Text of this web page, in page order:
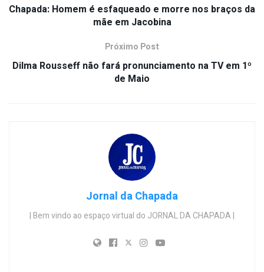
Chapada: Homem é esfaqueado e morre nos braços da
mãe em Jacobina
Próximo Post
Dilma Rousseff não fará pronunciamento na TV em 1º
de Maio
Jornal da Chapada
| Bem vindo ao espaço virtual do JORNAL DA CHAPADA |